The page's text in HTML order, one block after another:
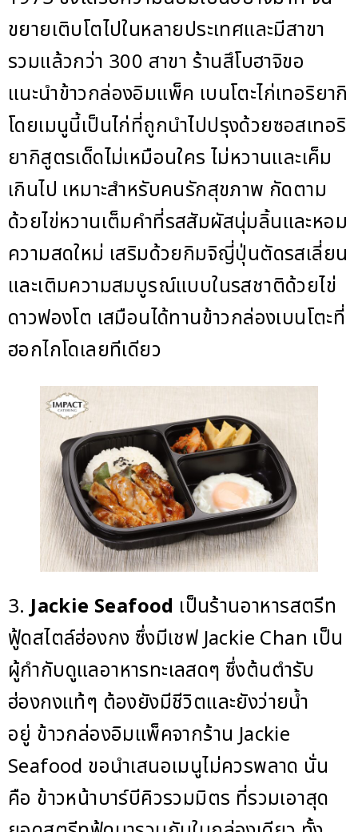
ขยายเติบโตไปในหลายประเทศและมีสาขา
รวมแล้วกว่า 300 สาขา ร้านสึโบฮาจิขอ
แนะนำข้าวกล่องอิมแพ็ค เบนโตะไก่เทอริยากิ
โดยเมนูนี้เป็นไก่ที่ถูกนำไปปรุงด้วยซอสเทอริ
ยากิสูตรเด็ดไม่เหมือนใคร ไม่หวานและเค็ม
เกินไป เหมาะสำหรับคนรักสุขภาพ กัดตาม
ด้วยไข่หวานเต็มคำที่รสสัมผัสนุ่มลิ้นและหอม
ความสดใหม่ เสริมด้วยกิมจิญี่ปุ่นตัดรสเลี่ยน
และเติมความสมบูรณ์แบบในรสชาติด้วยไข่
ดาวฟองโต เสมือนได้ทานข้าวกล่องเบนโตะที่
ฮอกไกโดเลยทีเดียว
3.Jackie Seafood เป็นร้านอาหารสตรีท
ฟู้ดสไตล์ฮ่องกง ซึ่งมีเชฟ Jackie Chan เป็น
ผู้กำกับดูแลอาหารทะเลสดๆ ซึ่งต้นตำรับ
ฮ่องกงแท้ๆ ต้องยังมีชีวิตและยังว่ายน้ำ
อยู่ ข้าวกล่องอิมแพ็คจากร้าน Jackie
Seafood ขอนำเสนอเมนูไม่ควรพลาด นั่น
คือ ข้าวหน้าบาร์บีคิวรวมมิตร ที่รวมเอาสุด